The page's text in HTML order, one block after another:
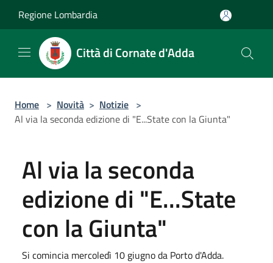
Regione Lombardia
Città di Cornate d'Adda
Home > Novità > Notizie >
Al via la seconda edizione di "E...State con la Giunta"
Al via la seconda
edizione di "E...State
con la Giunta"
Si comincia mercoledì 10 giugno da Porto d'Adda.